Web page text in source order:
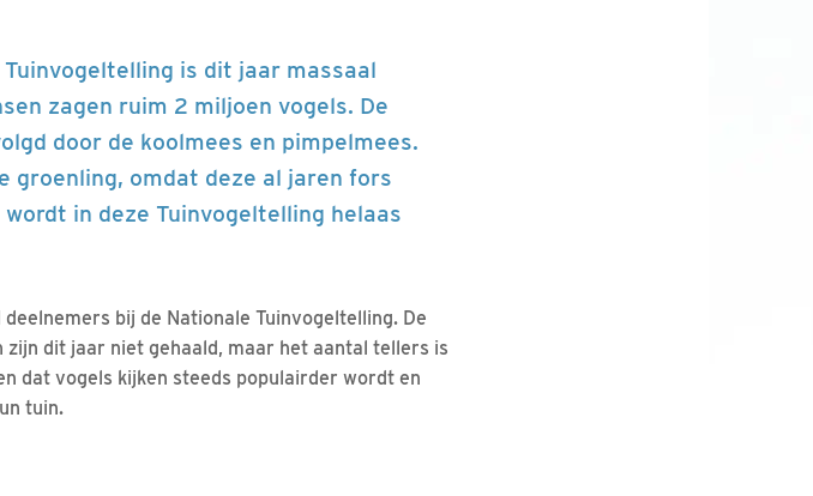
is dit jaar massaal
zagen ruim 2 miljoen vogels. De
door de koolmees en pimpelmees.
groenling, omdat deze al jaren fors
in deze Tuinvogeltelling helaas
bij de Nationale Tuinvogeltelling. De
dit jaar niet gehaald, maar het aantal tellers is
dat vogels kijken steeds populairder wordt en
tuin.